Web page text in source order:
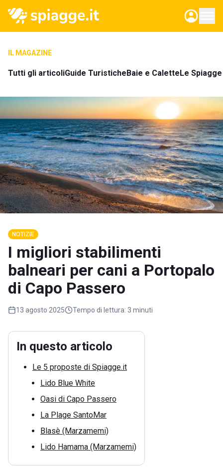
IL MAGAZINE
Tutti gli articoliGuide TuristicheBaie e CaletteLe
NOTIZIE
I migliori stabilimenti
balneari per cani a Portopalo
di Capo Passero
13 agosto 2025 Tempo di lettura: 3 minuti
In questo articolo
Le 5 proposte di Spiagge.it
Lido Blue White
Oasi di Capo Passero
La Plage SantoMar
Blasè (Marzamemi)
Lido Hamama (Marzamemi)